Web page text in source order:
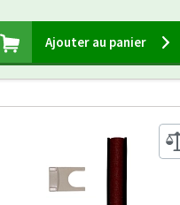
Ajouter au panier